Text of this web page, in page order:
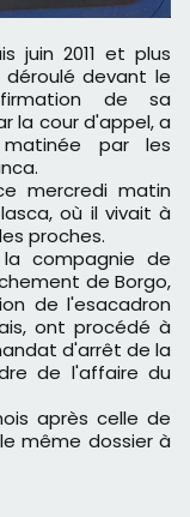
devant le
de sa
la cour d'appel, a
par les
mercredi matin
où il vivait à
proches.
compagnie de
de Borgo,
de l'esacadron
ont procédé à
d'arrêt de la
de l'affaire du
après celle de
même dossier à